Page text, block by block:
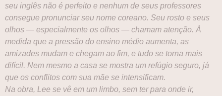
seu inglês não é perfeito e nenhum de seus professores
consegue pronunciar seu nome coreano. Seu rosto e seus
olhos — especialmente os olhos — chamam atenção. À
medida que a pressão do ensino médio aumenta, as
amizades mudam e chegam ao fim, e tudo se torna mais
difícil. Nem mesmo a casa se mostra um refúgio seguro, já
que os conflitos com sua mãe se intensificam.
Na obra, Lee se vê em um limbo, sem ter para onde ir,